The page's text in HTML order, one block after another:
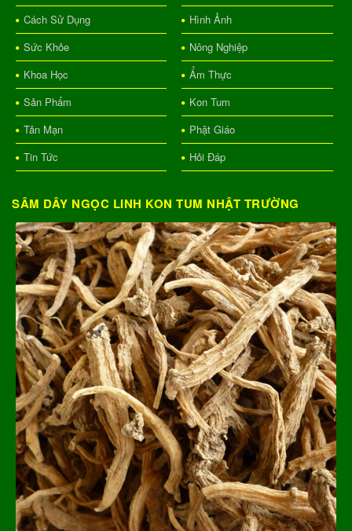
Cách Sử Dụng
Hình Ảnh
Sức Khỏe
Nông Nghiệp
Khoa Học
Ẩm Thực
Sản Phẩm
Kon Tum
Tản Mạn
Phật Giáo
Tin Tức
Hỏi Đáp
SÂM DÂY NGỌC LINH KON TUM NHẬT TRƯỜNG